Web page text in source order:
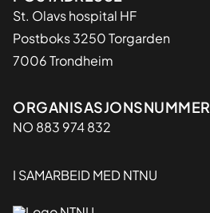
St. Olavs hospital HF
Postboks 3250 Torgarden
7006 Trondheim
Organisasjon
ORGANISASJONSNUMMER
NO 883 974 832
I SAMARBEID MED NTNU